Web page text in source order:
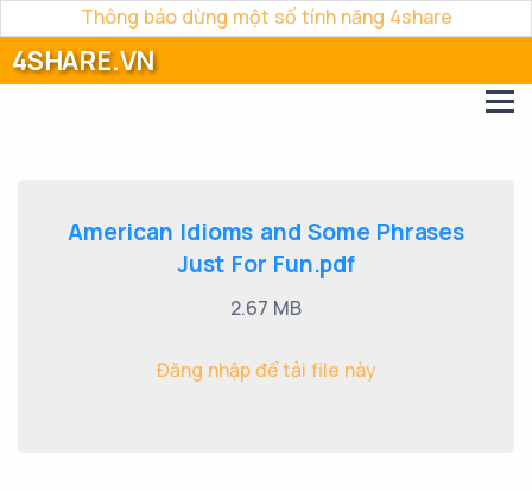
Thông báo dừng một số tính năng 4share
4SHARE.VN
American Idioms and Some Phrases
Just For Fun.pdf
2.67 MB
Đăng nhập để tải file này